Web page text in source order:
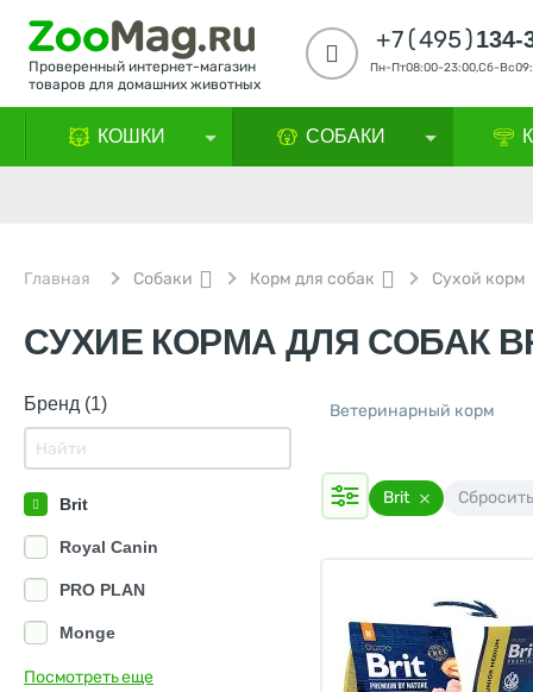
Проверенный интернет-магазин
товаров для домашних животных
+7(495)134-
Пн-Пт08:00-23:00,Сб-
КОШКИ СОБАКИ
Главная Собаки Корм для собак Сухой корм
СУХИЕ КОРМА ДЛЯ СОБАК
Бренд (1)
Brit
Royal Canin
PRO PLAN
Monge
Grandorf
Посмотреть еще
Ветеринарный корм
Brit Сбросить